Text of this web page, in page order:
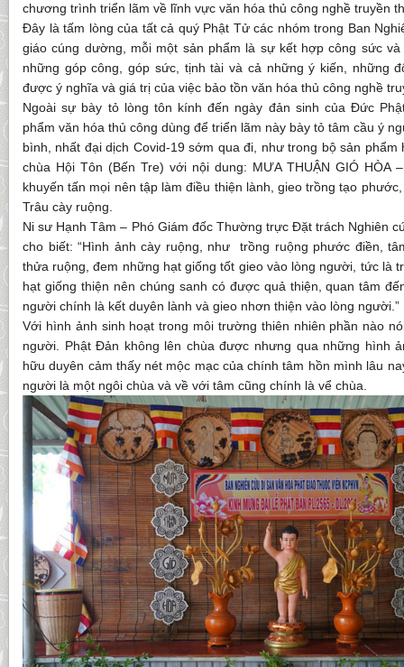
chương trình triển lãm về lĩnh vực văn hóa thủ công nghề truyền
Đây là tấm lòng của tất cả quý Phật Tử các nhóm trong Ban
giáo cúng dường, mỗi một sản phẩm là sự kết hợp công sức
những góp công, góp sức, tịnh tài và cả những ý kiến, những
được ý nghĩa và giá trị của việc bảo tồn văn hóa thủ công nghề
Ngoài sự bày tỏ lòng tôn kính đến ngày đản sinh của Đức
phẩm văn hóa thủ công dùng để triển lãm này bày tỏ tâm cầu ý
bình, nhất đại dịch Covid-19 sớm qua đi, như trong bộ sản
chùa Hội Tôn (Bến Tre) với nội dung: MƯA THUẬN GIÓ HÒA
khuyến tấn mọi nên tập làm điều thiện lành, gieo trồng tạo
Trâu cày ruộng.
Ni sư Hạnh Tâm – Phó Giám đốc Thường trực Đặt trách Nghiên
cho biết: “Hình ảnh cày ruộng, như trồng ruộng phước điền,
thửa ruộng, đem những hạt giống tốt gieo vào lòng người, tức là
hạt giống thiện nên chúng sanh có được quả thiện, quan tâm
người chính là kết duyên lành và gieo nhơn thiện vào lòng người.”
Với hình ảnh sinh hoạt trong môi trường thiên nhiên phần nào
người. Phật Đản không lên chùa được nhưng qua những hình
hữu duyên cảm thấy nét mộc mạc của chính tâm hồn mình lâu
người là một ngôi chùa và về với tâm cũng chính là vể chùa.